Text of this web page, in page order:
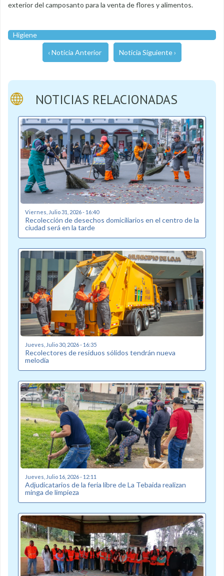
exterior del camposanto para la venta de flores y alimentos.
Higiene
‹ Noticia Anterior Noticia Siguiente ›
NOTICIAS RELACIONADAS
Viernes, Julio 31, 2026 - 16:40
Recolección de desechos domiciliarios en el centro de la
ciudad será en la tarde
Jueves, Julio 30, 2026 - 16:35
Recolectores de residuos sólidos tendrán nueva
melodía
Jueves, Julio 16, 2026 - 12:11
Adjudicatarios de la feria libre de La Tebaida realizan
minga de limpieza